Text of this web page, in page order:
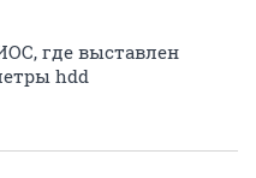
где выставлен
hdd